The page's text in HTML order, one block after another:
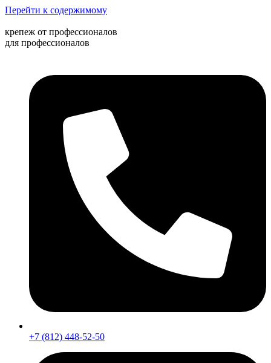
Перейти к содержимому
крепеж от профессионалов
для профессионалов
+7 (812) 448-52-50